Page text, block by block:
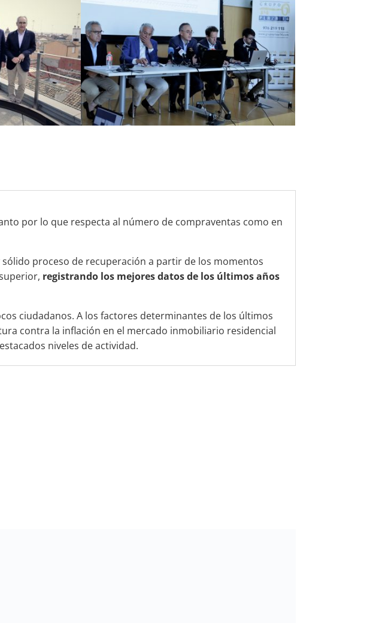
por lo que respecta al número de compraventas como en
proceso de recuperación a partir de los momentos
registrando los mejores datos de los últimos años
ciudadanos. A los factores determinantes de los últimos
contra la inflación en el mercado inmobiliario residencial
niveles de actividad.